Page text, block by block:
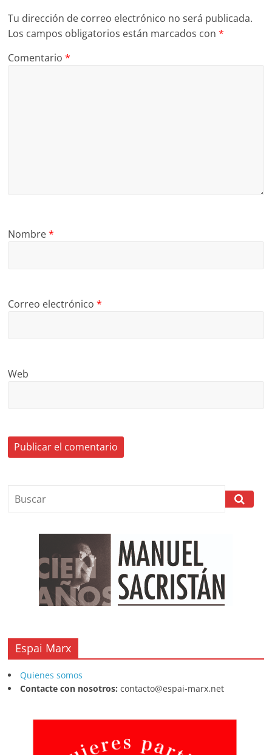
Tu dirección de correo electrónico no será publicada.
Los campos obligatorios están marcados con*
Comentario*
Nombre*
Correo electrónico*
Web
Espai Marx
Quienes somos
Contacte con nosotros: contacto@espai-marx.net